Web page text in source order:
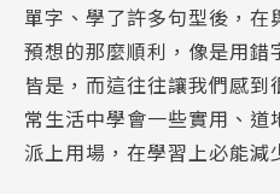
單字、學了許多句型後，
預想的那麼順利，像是用錯
皆是，而這往往讓我們感
常生活中學會一些實用、
派上用場，在學習上必能減